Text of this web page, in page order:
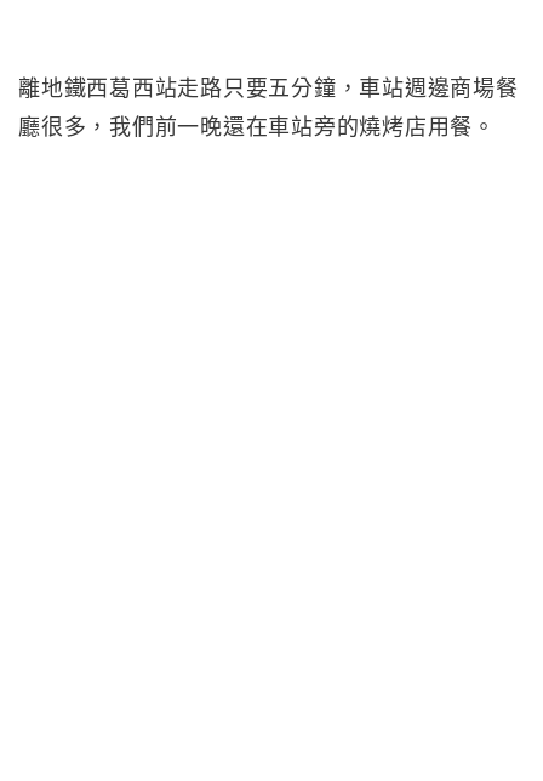
離地鐵西葛西站走路只要五分鐘，車站週邊商場餐
廳很多，我們前一晚還在車站旁的燒烤店用餐。